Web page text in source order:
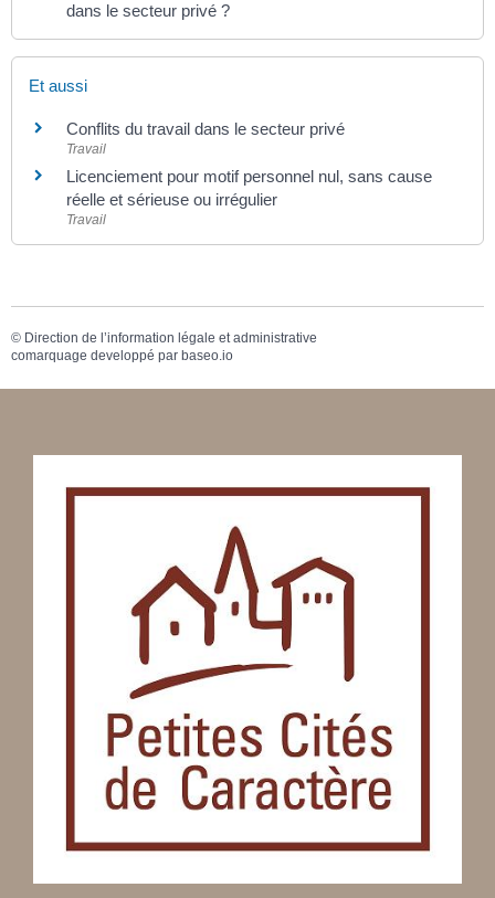
dans le secteur privé ?
Et aussi
Conflits du travail dans le secteur privé
Travail
Licenciement pour motif personnel nul, sans cause
réelle et sérieuse ou irrégulier
Travail
© Direction de l’information légale et administrative
comarquage developpé par baseo.io